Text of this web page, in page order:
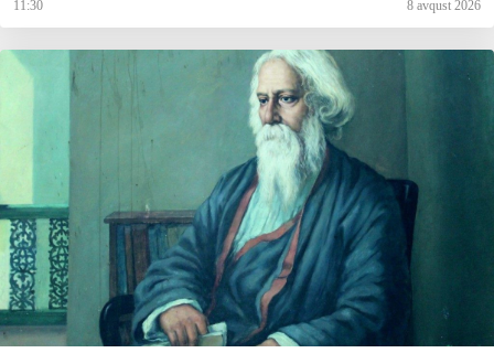
11:30 8 avqust 2026